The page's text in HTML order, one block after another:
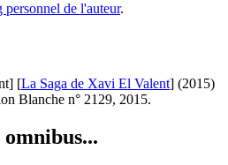
personnel de l'auteur.
[La Saga de Xavi El Valent] (2015)
Blanche n° 2129, 2015.